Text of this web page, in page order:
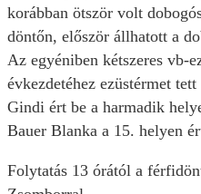
korábban ötször volt
döntőn, először állhatott a
Az egyéniben kétszeres vb-
évkezdetéhez ezüstérmet
Gindi ért be a harmadik
Bauer Blanka a 15. helyen
Folytatás 13 órától a